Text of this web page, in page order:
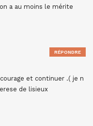
a au moins le mérite
et continuer .( je n
de lisieux
RÉPONDRE